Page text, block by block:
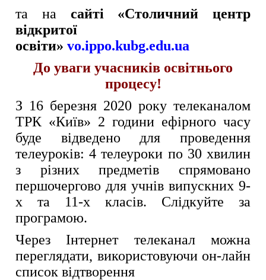
та на сайті «Столичний центр
відкритої
освіти» vo.ippo.kubg.edu.ua
До уваги учасників освітнього
процесу!
З 16 березня 2020 року телеканалом
ТРК «Київ» 2 години ефірного часу
буде відведено для проведення
телеуроків: 4 телеуроки по 30 хвилин
з різних предметів спрямовано
першочергово для учнів випускних 9-
х та 11-х класів. Слідкуйте за
програмою.
Через Інтернет телеканал можна
переглядати, використовуючи он-лайн
список відтворення